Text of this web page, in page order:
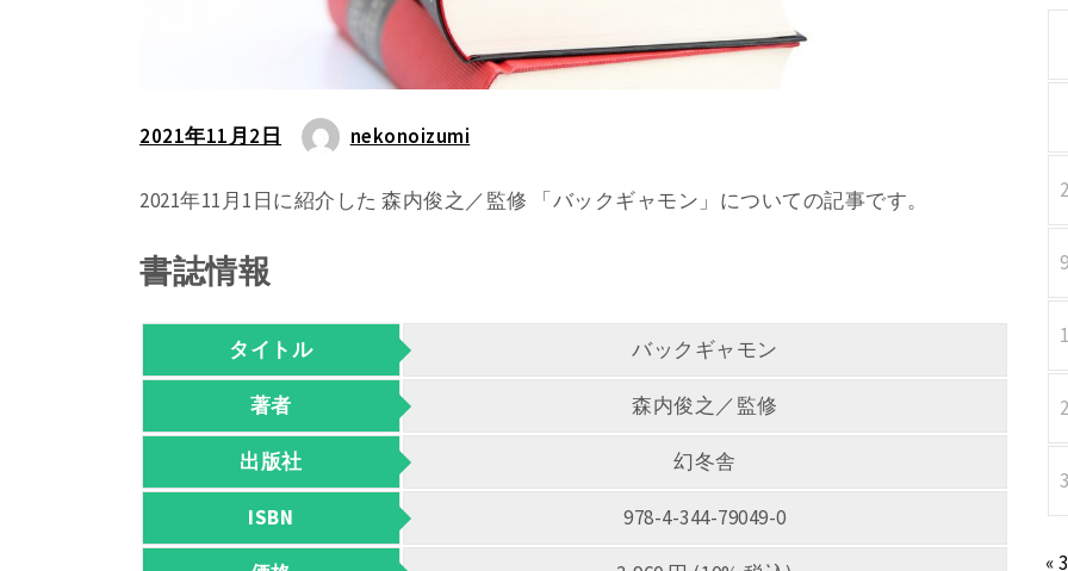
2021年11月2日 nekonoizumi
2021年11月1日に紹介した 森内俊之／監修 「バックギャモン」についての記事です。
書誌情報
タイトル バックギャモン
著者 森内俊之／監修
出版社 幻冬舎
ISBN 978-4-344-79049-0
«